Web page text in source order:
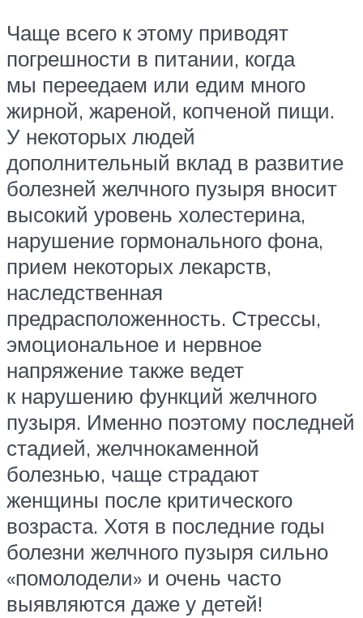
Чаще всего к этому приводят
погрешности в питании, когда
мы переедаем или едим много
жирной, жареной, копченой пищи.
У некоторых людей
дополнительный вклад в развитие
болезней желчного пузыря вносит
высокий уровень холестерина,
нарушение гормонального фона,
прием некоторых лекарств,
наследственная
предрасположенность. Стрессы,
эмоциональное и нервное
напряжение также ведет
к нарушению функций желчного
пузыря. Именно поэтому последней
стадией, желчнокаменной
болезнью, чаще страдают
женщины после критического
возраста. Хотя в последние годы
болезни желчного пузыря сильно
«помолодели» и очень часто
выявляются даже у детей!